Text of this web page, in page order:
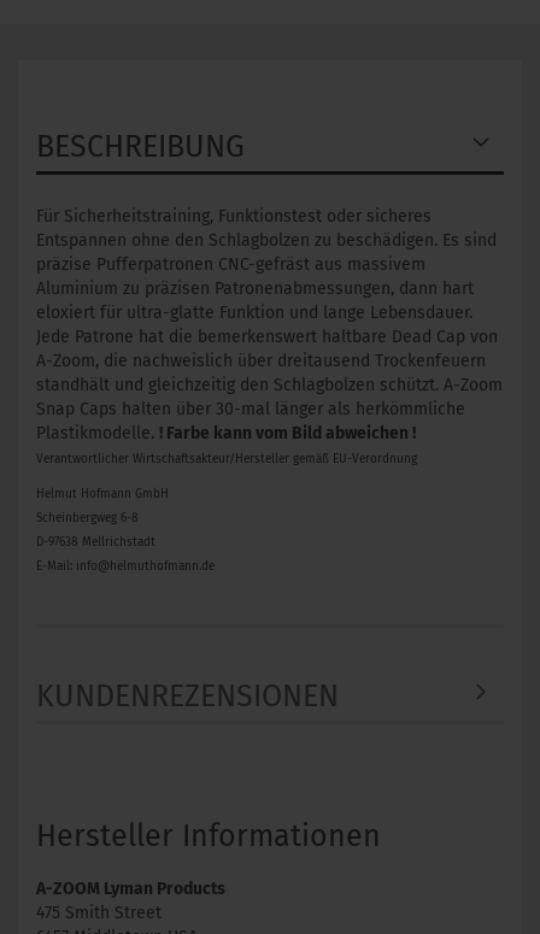
BESCHREIBUNG
Für Sicherheitstraining, Funktionstest oder sicheres
Entspannen ohne den Schlagbolzen zu beschädigen. Es sind
präzise Pufferpatronen CNC-gefräst aus massivem
Aluminium zu präzisen Patronenabmessungen, dann hart
eloxiert für ultra-glatte Funktion und lange Lebensdauer.
Jede Patrone hat die bemerkenswert haltbare Dead Cap von
A-Zoom, die nachweislich über dreitausend Trockenfeuern
standhält und gleichzeitig den Schlagbolzen schützt. A-Zoom
Snap Caps halten über 30-mal länger als herkömmliche
Plastikmodelle. ! Farbe kann vom Bild abweichen !
Verantwortlicher Wirtschaftsakteur/Hersteller gemäß EU-Verordnung
Helmut Hofmann GmbH
Scheinbergweg 6-8
D-97638 Mellrichstadt
E-Mail: info@helmuthofmann.de
KUNDENREZENSIONEN
Hersteller Informationen
A-ZOOM Lyman Products
475 Smith Street